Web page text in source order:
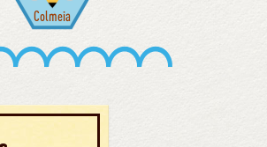
Colmeia